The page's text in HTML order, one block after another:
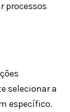
processos
selecionar a
específico.